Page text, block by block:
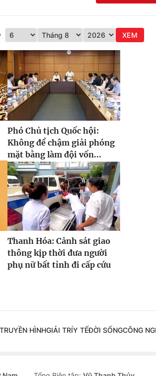
XEM
Phó Chủ tịch Quốc hội:
Không để chậm giải phóng
mặt bằng làm đội vốn...
Thanh Hóa: Cảnh sát giao
thông kịp thời đưa người
phụ nữ bất tỉnh đi cấp cứu
HÌNHGIẢI TRÍY TẾĐỜI SỐNGCÔNG